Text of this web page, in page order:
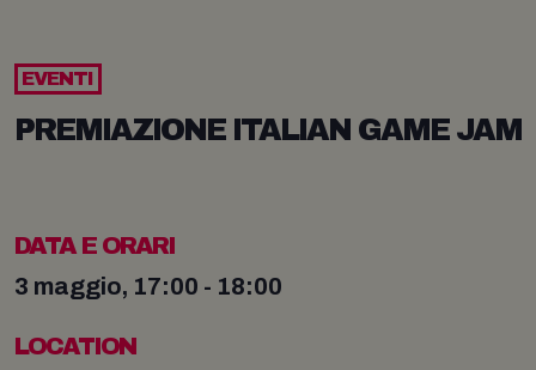
EVENTI
PREMIAZIONE ITALIAN GAME JAM
DATA E ORARI
3 maggio, 17:00 - 18:00
LOCATION